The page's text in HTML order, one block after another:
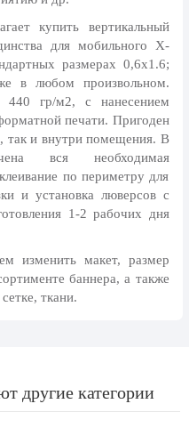
купить вертикальный
для мобильного X-
размерах 0,6х1.6;
в любом произвольном.
440 гр/м2, с нанесением
печати. Пригоден
так и внутри помещения. В
вся необходимая
по периметру для
и установка люверсов с
1-2 рабочих дня
изменить макет, размер
баннера, а также
ткани.
другие категории